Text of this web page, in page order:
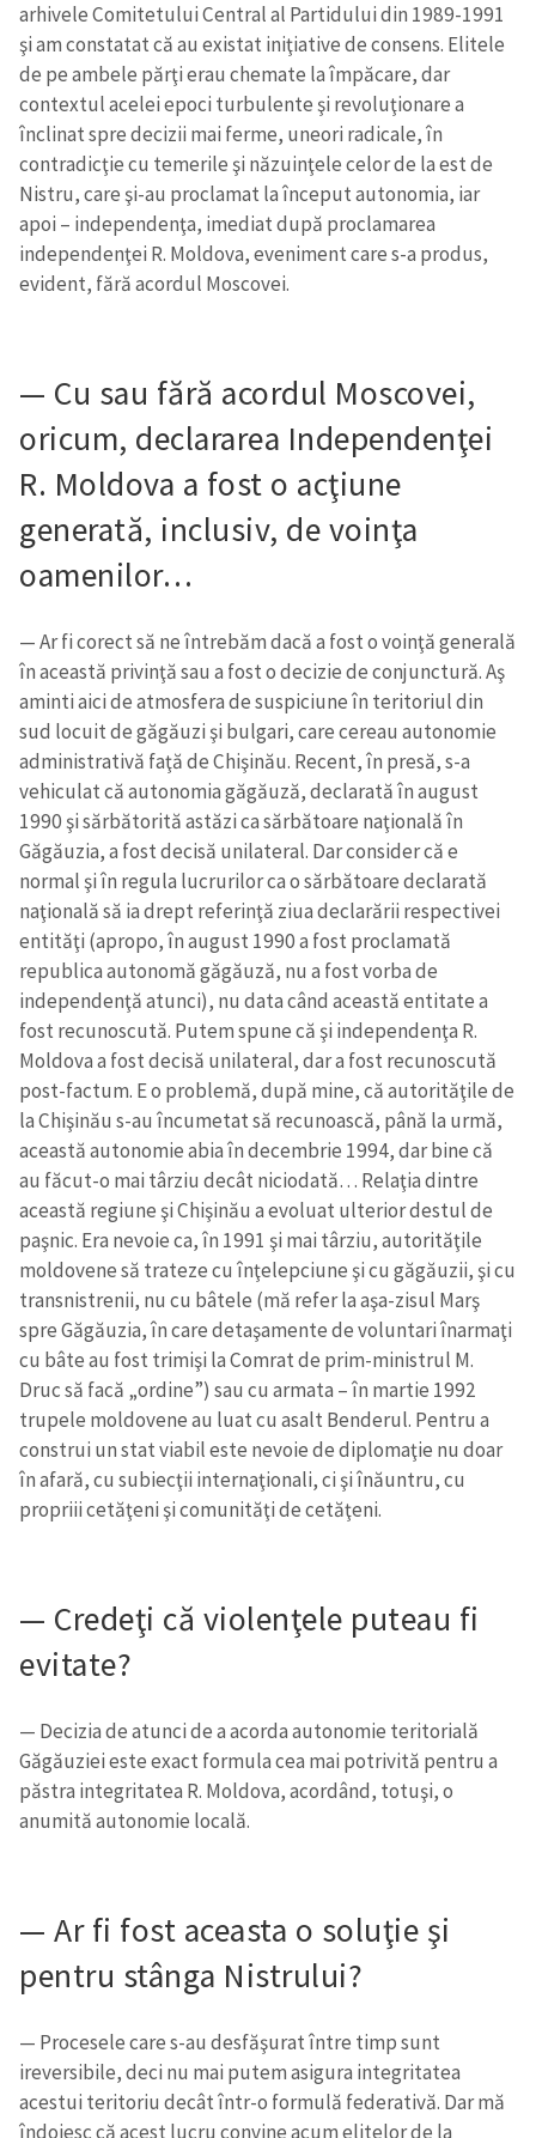
arhivele Comitetului Central al Partidului din 1989-1991
şi am constatat că au existat iniţiative de consens. Elitele
de pe ambele părţi erau chemate la împăcare, dar
contextul acelei epoci turbulente şi revoluţionare a
înclinat spre decizii mai ferme, uneori radicale, în
contradicţie cu temerile şi năzuinţele celor de la est de
Nistru, care şi-au proclamat la început autonomia, iar
apoi – independenţa, imediat după proclamarea
independenţei R. Moldova, eveniment care s-a produs,
evident, fără acordul Moscovei.
— Cu sau fără acordul Moscovei,
oricum, declararea Independenţei
R. Moldova a fost o acţiune
generată, inclusiv, de voinţa
oamenilor…
— Ar fi corect să ne întrebăm dacă a fost o voinţă generală
în această privinţă sau a fost o decizie de conjunctură. Aş
aminti aici de atmosfera de suspiciune în teritoriul din
sud locuit de găgăuzi şi bulgari, care cereau autonomie
administrativă faţă de Chişinău. Recent, în presă, s-a
vehiculat că autonomia găgăuză, declarată în august
1990 şi sărbătorită astăzi ca sărbătoare naţională în
Găgăuzia, a fost decisă unilateral. Dar consider că e
normal şi în regula lucrurilor ca o sărbătoare declarată
naţională să ia drept referinţă ziua declarării respectivei
entităţi (apropo, în august 1990 a fost proclamată
republica autonomă găgăuză, nu a fost vorba de
independenţă atunci), nu data când această entitate a
fost recunoscută. Putem spune că şi independenţa R.
Moldova a fost decisă unilateral, dar a fost recunoscută
post-factum. E o problemă, după mine, că autorităţile de
la Chişinău s-au încumetat să recunoască, până la urmă,
această autonomie abia în decembrie 1994, dar bine că
au făcut-o mai târziu decât niciodată… Relaţia dintre
această regiune şi Chişinău a evoluat ulterior destul de
paşnic. Era nevoie ca, în 1991 şi mai târziu, autorităţile
moldovene să trateze cu înţelepciune şi cu găgăuzii, şi cu
transnistrenii, nu cu bâtele (mă refer la aşa-zisul Marş
spre Găgăuzia, în care detaşamente de voluntari înarmaţi
cu bâte au fost trimişi la Comrat de prim-ministrul M.
Druc să facă „ordine”) sau cu armata – în martie 1992
trupele moldovene au luat cu asalt Benderul. Pentru a
construi un stat viabil este nevoie de diplomaţie nu doar
în afară, cu subiecţii internaţionali, ci şi înăuntru, cu
propriii cetăţeni şi comunităţi de cetăţeni.
— Credeţi că violenţele puteau fi
evitate?
— Decizia de atunci de a acorda autonomie teritorială
Găgăuziei este exact formula cea mai potrivită pentru a
păstra integritatea R. Moldova, acordând, totuşi, o
anumită autonomie locală.
— Ar fi fost aceasta o soluţie şi
pentru stânga Nistrului?
— Procesele care s-au desfăşurat între timp sunt
ireversibile, deci nu mai putem asigura integritatea
acestui teritoriu decât într-o formulă federativă. Dar mă
îndoiesc că acest lucru convine acum elitelor de la
ȘTIREA MEA
Fotografie
+ Încarcă imagine
Link media
+ Link media
Mesajul știrei
+ Mesajul știrei